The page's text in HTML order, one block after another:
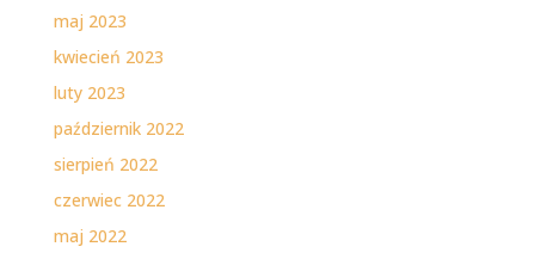
maj 2023
kwiecień 2023
luty 2023
październik 2022
sierpień 2022
czerwiec 2022
maj 2022